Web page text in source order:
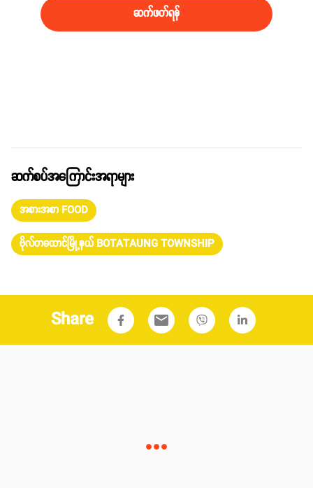
ဆက်ဖတ်ရန်
ဆက်စပ်အကြောင်းအရာများ
အစားအစာ FOOD
ဗိုလ်တထောင်မြို့နယ် BOTATAUNG TOWNSHIP
Share email